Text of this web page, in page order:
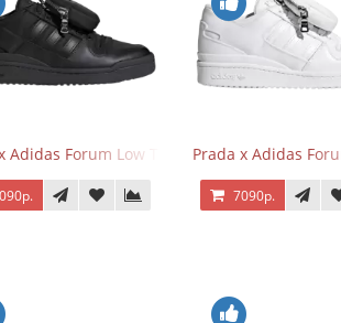
Adidas Forum Low Triple BlackPrada x Adidas
7090р.